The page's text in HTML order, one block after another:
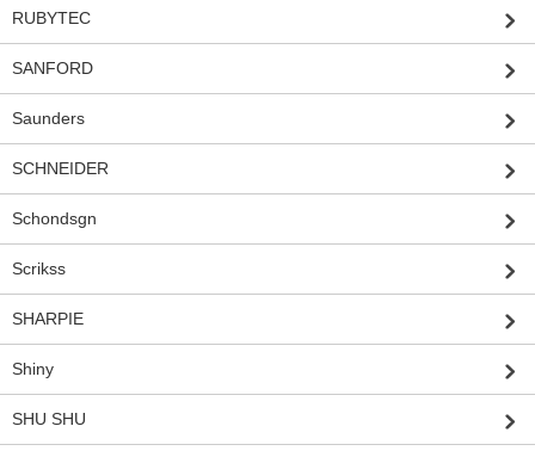
RUBYTEC
SANFORD
Saunders
SCHNEIDER
Schondsgn
Scrikss
SHARPIE
Shiny
SHU SHU